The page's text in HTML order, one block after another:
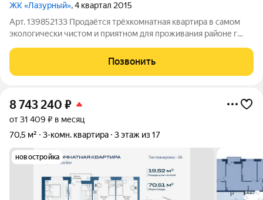
ЖК «Лазурный», 4 квартал 2015
Арт. 139852133 Продаётся трёхкомнатная квартира в самом
экологически чистом и приятном для проживания районе г
комфорт: 3-комнатная квартира с дизайнерским ремонтом от
собственника Продается
Позвонить
8 743 240 ₽
от 31 409 ₽ в месяц
70,5 м²
3-комн. квартира 3 этаж из 17
новостройка